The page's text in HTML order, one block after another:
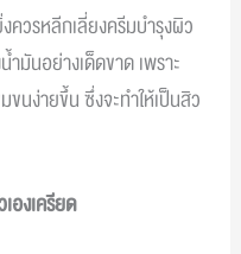
ควรหลีกเลี่ยงครีมบำรุงผิว
มันอย่างเด็ดขาด เพราะ
ขนง่ายขึ้น ซึ่งจะทำให้เป็นสิว
องเครียด